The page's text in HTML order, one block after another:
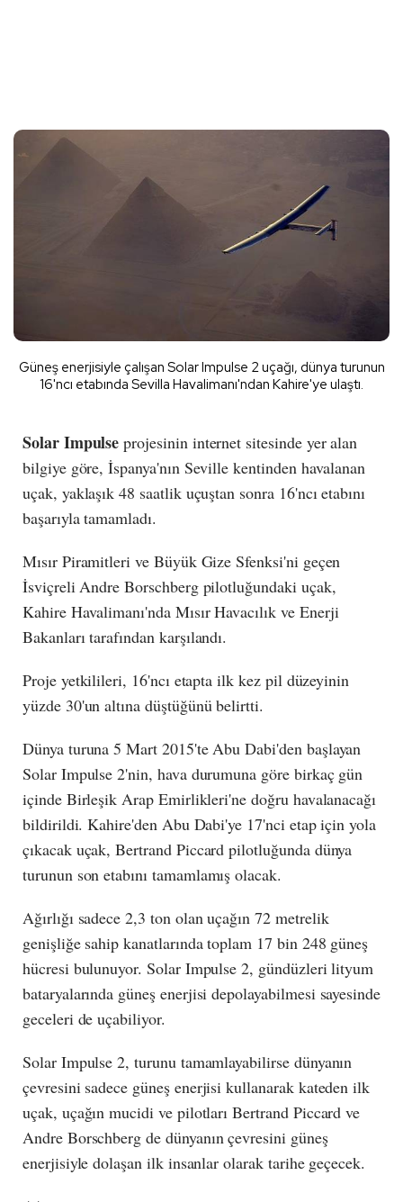
Güneş enerjisiyle çalışan Solar Impulse 2 uçağı, dünya turunun
16'ncı etabında Sevilla Havalimanı'ndan Kahire'ye ulaştı.
Solar Impulse projesinin internet sitesinde yer alan
bilgiye göre, İspanya'nın Seville kentinden havalanan
uçak, yaklaşık 48 saatlik uçuştan sonra 16'ncı etabını
başarıyla tamamladı.
Mısır Piramitleri ve Büyük Gize Sfenksi'ni geçen
İsviçreli Andre Borschberg pilotluğundaki uçak,
Kahire Havalimanı'nda Mısır Havacılık ve Enerji
Bakanları tarafından karşılandı.
Proje yetkilileri, 16'ncı etapta ilk kez pil düzeyinin
yüzde 30'un altına düştüğünü belirtti.
Dünya turuna 5 Mart 2015'te Abu Dabi'den başlayan
Solar Impulse 2'nin, hava durumuna göre birkaç gün
içinde Birleşik Arap Emirlikleri'ne doğru havalanacağı
bildirildi. Kahire'den Abu Dabi'ye 17'nci etap için yola
çıkacak uçak, Bertrand Piccard pilotluğunda dünya
turunun son etabını tamamlamış olacak.
Ağırlığı sadece 2,3 ton olan uçağın 72 metrelik
genişliğe sahip kanatlarında toplam 17 bin 248 güneş
hücresi bulunuyor. Solar Impulse 2, gündüzleri lityum
bataryalarında güneş enerjisi depolayabilmesi sayesinde
geceleri de uçabiliyor.
Solar Impulse 2, turunu tamamlayabilirse dünyanın
çevresini sadece güneş enerjisi kullanarak kateden ilk
uçak, uçağın mucidi ve pilotları Bertrand Piccard ve
Andre Borschberg de dünyanın çevresini güneş
enerjisiyle dolaşan ilk insanlar olarak tarihe geçecek.